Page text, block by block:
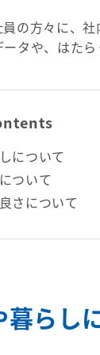
の方々に、
タや、はた
について
ついて
さについて
暮らし